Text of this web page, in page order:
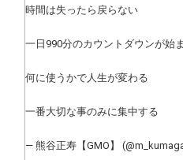
時間は失ったら戻らない
一日990分のカウントダウンが始
何に使うかで人生が変わる
一番大切な事のみに集中する
— 熊谷正寿【GMO】